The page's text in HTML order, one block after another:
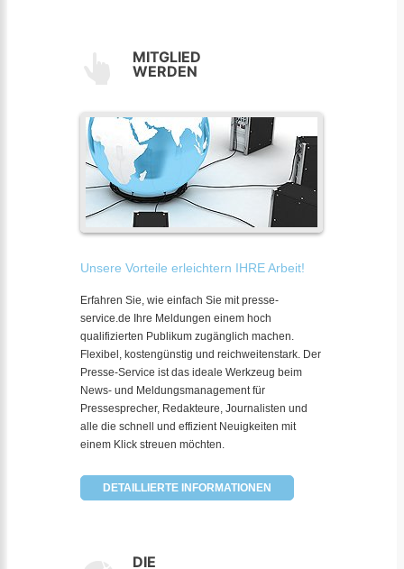
MITGLIED
WERDEN
Unsere Vorteile erleichtern IHRE Arbeit!
Erfahren Sie, wie einfach Sie mit presse-
service.de Ihre Meldungen einem hoch
qualifizierten Publikum zugänglich machen.
Flexibel, kostengünstig und reichweitenstark. Der
Presse-Service ist das ideale Werkzeug beim
News- und Meldungsmanagement für
Pressesprecher, Redakteure, Journalisten und
alle die schnell und effizient Neuigkeiten mit
einem Klick streuen möchten.
DETAILLIERTE INFORMATIONEN
DIE